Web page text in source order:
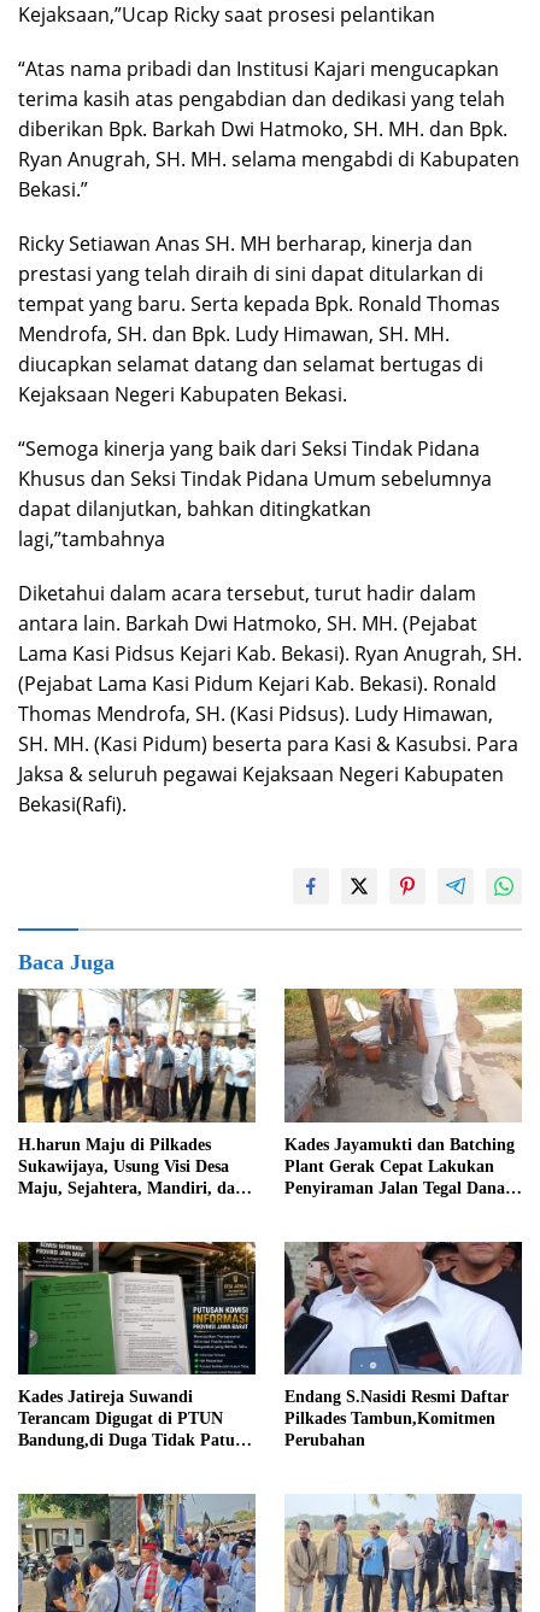
Kejaksaan,”Ucap Ricky saat prosesi pelantikan
“Atas nama pribadi dan Institusi Kajari mengucapkan
terima kasih atas pengabdian dan dedikasi yang telah
diberikan Bpk. Barkah Dwi Hatmoko, SH. MH. dan Bpk.
Ryan Anugrah, SH. MH. selama mengabdi di Kabupaten
Bekasi.”
Ricky Setiawan Anas SH. MH berharap, kinerja dan
prestasi yang telah diraih di sini dapat ditularkan di
tempat yang baru. Serta kepada Bpk. Ronald Thomas
Mendrofa, SH. dan Bpk. Ludy Himawan, SH. MH.
diucapkan selamat datang dan selamat bertugas di
Kejaksaan Negeri Kabupaten Bekasi.
“Semoga kinerja yang baik dari Seksi Tindak Pidana
Khusus dan Seksi Tindak Pidana Umum sebelumnya
dapat dilanjutkan, bahkan ditingkatkan
lagi,”tambahnya
Diketahui dalam acara tersebut, turut hadir dalam
antara lain. Barkah Dwi Hatmoko, SH. MH. (Pejabat
Lama Kasi Pidsus Kejari Kab. Bekasi). Ryan Anugrah, SH.
(Pejabat Lama Kasi Pidum Kejari Kab. Bekasi). Ronald
Thomas Mendrofa, SH. (Kasi Pidsus). Ludy Himawan,
SH. MH. (Kasi Pidum) beserta para Kasi & Kasubsi. Para
Jaksa & seluruh pegawai Kejaksaan Negeri Kabupaten
Bekasi(Rafi).
Baca Juga
H.harun Maju di Pilkades
Sukawijaya, Usung Visi Desa
Maju, Sejahtera, Mandiri, dan
Kades Jayamukti dan Batching
Plant Gerak Cepat Lakukan
Penyiraman Jalan Tegal Danas
Kades Jatireja Suwandi
Terancam Digugat di PTUN
Bandung,di Duga Tidak Patuhi
Endang S.Nasidi Resmi Daftar
Pilkades Tambun,Komitmen
Perubahan